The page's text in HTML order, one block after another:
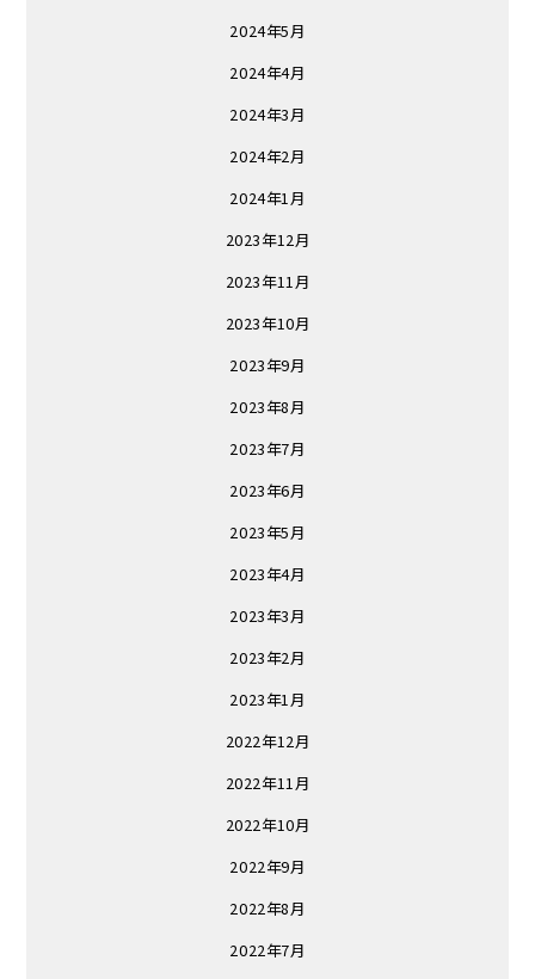
2024年5月
2024年4月
2024年3月
2024年2月
2024年1月
2023年12月
2023年11月
2023年10月
2023年9月
2023年8月
2023年7月
2023年6月
2023年5月
2023年4月
2023年3月
2023年2月
2023年1月
2022年12月
2022年11月
2022年10月
2022年9月
2022年8月
2022年7月